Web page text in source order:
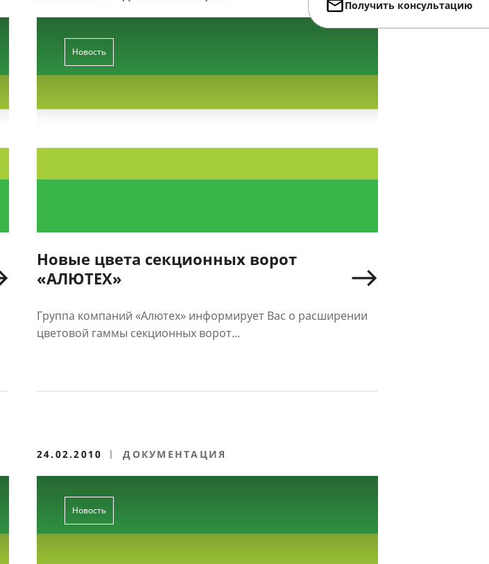
Новость
Новые цвета секционных ворот
«АЛЮТЕХ»
Группа компаний «Алютех» информирует Вас о расширении
цветовой гаммы секционных ворот...
24.02.2010 ДОКУМЕНТАЦИЯ
Новость
Получить консультацию